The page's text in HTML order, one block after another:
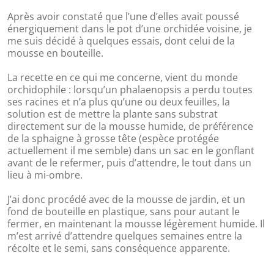
Après avoir constaté que l’une d’elles avait poussé
énergiquement dans le pot d’une orchidée voisine, je
me suis décidé à quelques essais, dont celui de la
mousse en bouteille.
La recette en ce qui me concerne, vient du monde
orchidophile : lorsqu’un phalaenopsis a perdu toutes
ses racines et n’a plus qu’une ou deux feuilles, la
solution est de mettre la plante sans substrat
directement sur de la mousse humide, de préférence
de la sphaigne à grosse tête (espèce protégée
actuellement il me semble) dans un sac en le gonflant
avant de le refermer, puis d’attendre, le tout dans un
lieu à mi-ombre.
J’ai donc procédé avec de la mousse de jardin, et un
fond de bouteille en plastique, sans pour autant le
fermer, en maintenant la mousse légèrement humide. Il
m’est arrivé d’attendre quelques semaines entre la
récolte et le semi, sans conséquence apparente.